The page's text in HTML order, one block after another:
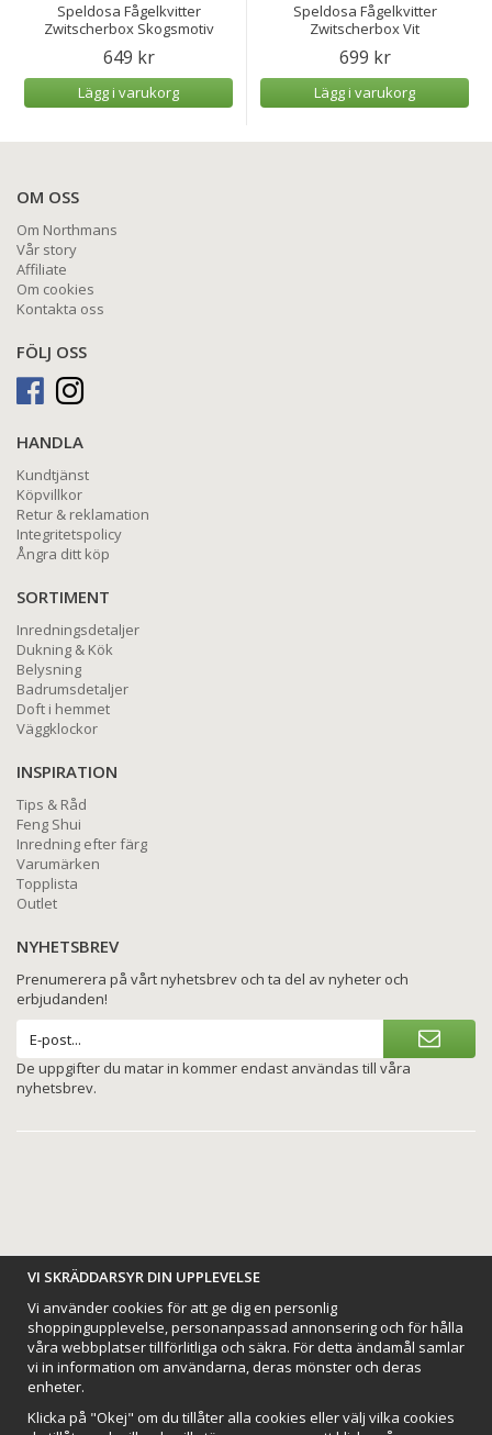
Speldosa Fågelkvitter
Zwitscherbox Skogsmotiv
649 kr
Lägg i varukorg
Speldosa Fågelkvitter
Zwitscherbox Vit
699 kr
Lägg i varukorg
OM OSS
Om Northmans
Vår story
Affiliate
Om cookies
Kontakta oss
FÖLJ OSS
HANDLA
Kundtjänst
Köpvillkor
Retur & reklamation
Integritetspolicy
Ångra ditt köp
SORTIMENT
Inredningsdetaljer
Dukning & Kök
Belysning
Badrumsdetaljer
Doft i hemmet
Väggklockor
INSPIRATION
Tips & Råd
Feng Shui
Inredning efter färg
Varumärken
Topplista
Outlet
NYHETSBREV
Prenumerera på vårt nyhetsbrev och ta del av nyheter och
erbjudanden!
De uppgifter du matar in kommer endast användas till våra
nyhetsbrev.
BETALNINGSALTERNATIV
VI SKICKAR MED
VI SKRÄDDARSYR DIN UPPLEVELSE
Vi använder cookies för att ge dig en personlig
shoppingupplevelse, personanpassad annonsering och för hålla
våra webbplatser tillförlitliga och säkra. För detta ändamål samlar
vi in information om användarna, deras mönster och deras
enheter.
Klicka på "Okej" om du tillåter alla cookies eller välj vilka cookies